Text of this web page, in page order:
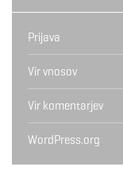
Prijava
Vir vnosov
Vir komentarjev
WordPress.org